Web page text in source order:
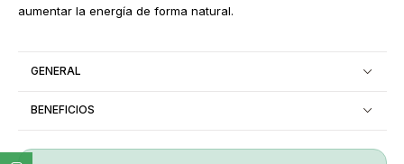
aumentar la energía de forma natural.
GENERAL
BENEFICIOS